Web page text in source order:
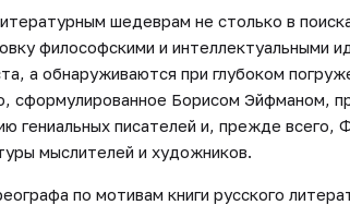
шедеврам не столько в
философскими и интеллектуальными
а обнаруживаются при глубоком
сформулированное Борисом Эйфманом,
гениальных писателей и, прежде
мыслителей и художников.
по мотивам книги русского